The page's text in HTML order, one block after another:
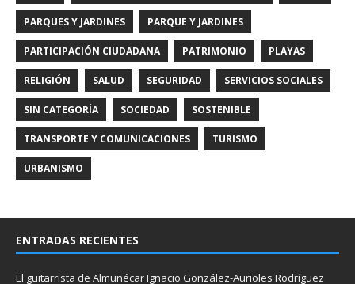
PARQUES Y JARDINES PARQUE Y JARDINES
PARTICIPACIÓN CIUDADANA PATRIMONIO PLAYAS
RELIGIÓN SALUD SEGURIDAD SERVICIOS SOCIALES
SIN CATEGORÍA SOCIEDAD SOSTENIBLE
TRANSPORTE Y COMUNICACIONES TURISMO
URBANISMO
ENTRADAS RECIENTES
El guitarrista de Almuñécar Ignacio González-Aurioles Rodríguez